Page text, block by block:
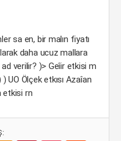
sa en, bir malın fiyatı
daha ucuz mallara
verilir? )> Geîir etkisi m
UO Ölçek etkısı Azaîan
etkisi rn